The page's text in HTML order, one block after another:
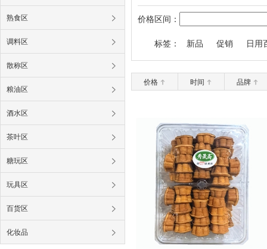
熟食区
调料区
散称区
粮油区
酒水区
茶叶区
糖玩区
玩具区
百货区
化妆品
价格区间：
标签： 新品 促销 日用
价格 时间 品牌